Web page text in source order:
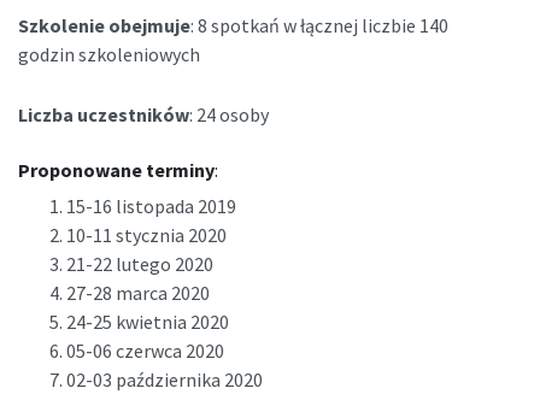
Szkolenie obejmuje: 8 spotkań w łącznej liczbie 140
godzin szkoleniowych
Liczba uczestników: 24 osoby
Proponowane terminy:
15-16 listopada 2019
10-11 stycznia 2020
21-22 lutego 2020
27-28 marca 2020
24-25 kwietnia 2020
05-06 czerwca 2020
02-03 października 2020